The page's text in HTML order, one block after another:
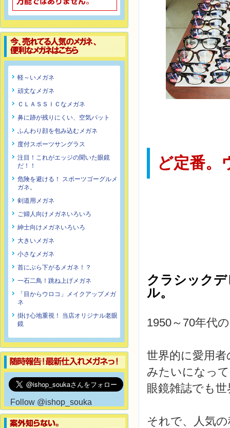
軽～いメガネ
頑丈なメガネ
ＣＬＡＳＳＩＣなメガネ
鼻に跡が残りにくい、空気パット
ふんわり顔を包み込むメガネ
度付スポーツサングラス
注目！これがエッジの聞いた眼鏡
だ！！
危険を避ける！ スポーツゴーグルメ
ガネ。
剣道用メガネ
ご婦人向けメガネいろいろ
紳士向けメガネいろいろ
大きいメガネ
小さなメガネ
首にぶら下がるメガネ！？
一石二鳥！跳ね上げメガネ
「目からウロコ」メイクアップメガ
ネ
掛け心地重視！ 当店オリジナル老眼
鏡
Follow @ishop_souka
ど定番。
クラシック
ル。
1950～70年代
世界的に愛用
みたいになっ
眼鏡雑誌でも
それで、人気